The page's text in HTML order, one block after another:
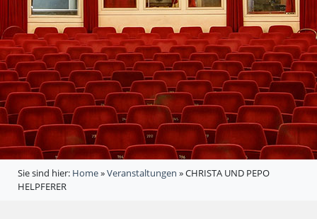
Sie sind hier: Home»Veranstaltungen »CHRISTA UND PEPO
HELPFERER